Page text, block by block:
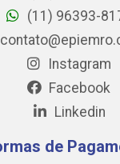
(11) 96393-
Instagram
Facebook
Linkedin
de